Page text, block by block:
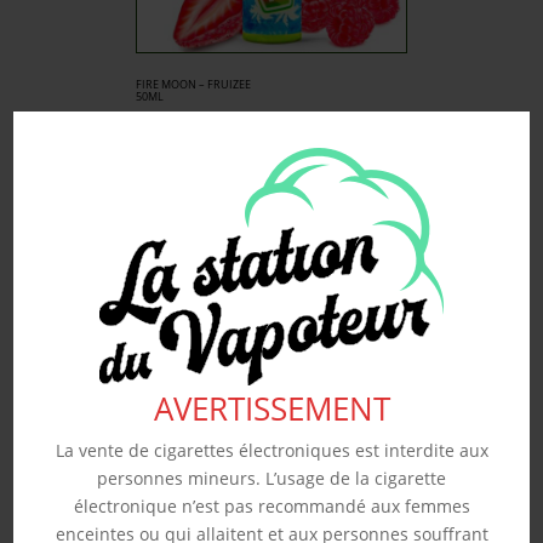
AVERTISSEMENT
La vente de cigarettes électroniques est interdite aux
personnes mineurs. L’usage de la cigarette
électronique n’est pas recommandé aux femmes
enceintes ou qui allaitent et aux personnes souffrant
FIRE MOON – FRUIZEE
50ML
Souhaits
Voir produit